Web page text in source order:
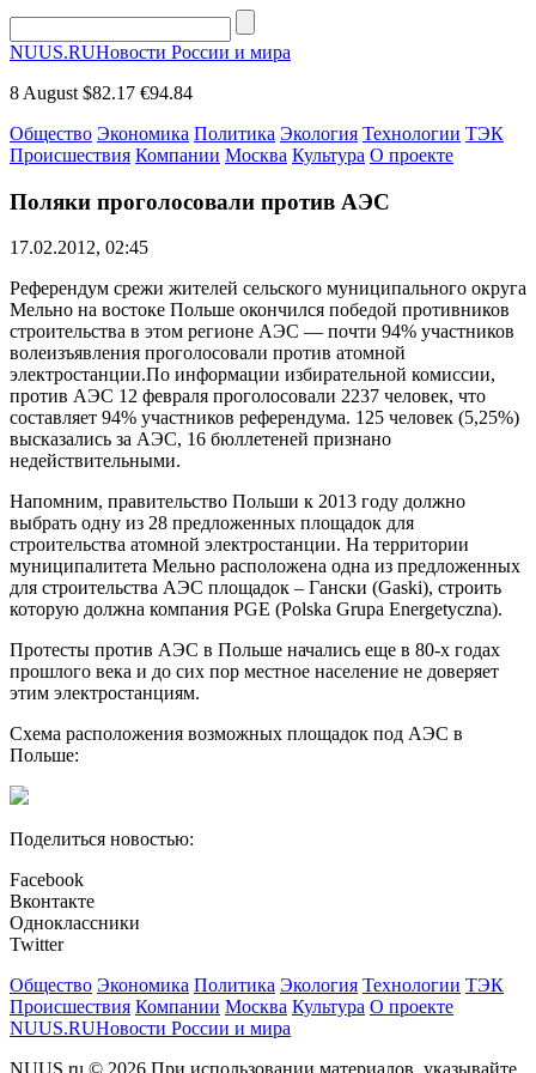
NUUS.RUНовости России и мира
8 August $82.17 €94.84
Общество Экономика Политика Экология Технологии ТЭК
Происшествия Компании Москва Культура О проекте
Поляки проголосовали против АЭС
17.02.2012, 02:45
Референдум срежи жителей сельского муниципального округа
Мельно на востоке Польше окончился победой противников
строительства в этом регионе АЭС — почти 94% участников
волеизъявления проголосовали против атомной
электростанции.По информации избирательной комиссии,
против АЭС 12 февраля проголосовали 2237 человек, что
составляет 94% участников референдума. 125 человек (5,25%)
высказались за АЭС, 16 бюллетеней признано
недействительными.
Напомним, правительство Польши к 2013 году должно
выбрать одну из 28 предложенных площадок для
строительства атомной электростанции. На территории
муниципалитета Мельно расположена одна из предложенных
для строительства АЭС площадок – Гански (Gaski), строить
которую должна компания PGE (Polska Grupa Energetyczna).
Протесты против АЭС в Польше начались еще в 80-х годах
прошлого века и до сих пор местное население не доверяет
этим электростанциям.
Схема расположения возможных площадок под АЭС в
Польше:
Поделиться новостью:
Facebook
Вконтакте
Одноклассники
Twitter
Общество Экономика Политика Экология Технологии ТЭК
Происшествия Компании Москва Культура О проекте
NUUS.RUНовости России и мира